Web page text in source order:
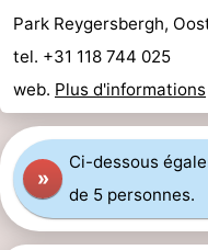
Park Reygersbergh,
tel. +31 118 744 025
web. Plus d'informations
»
Ci-dessous
de 5 personnes.